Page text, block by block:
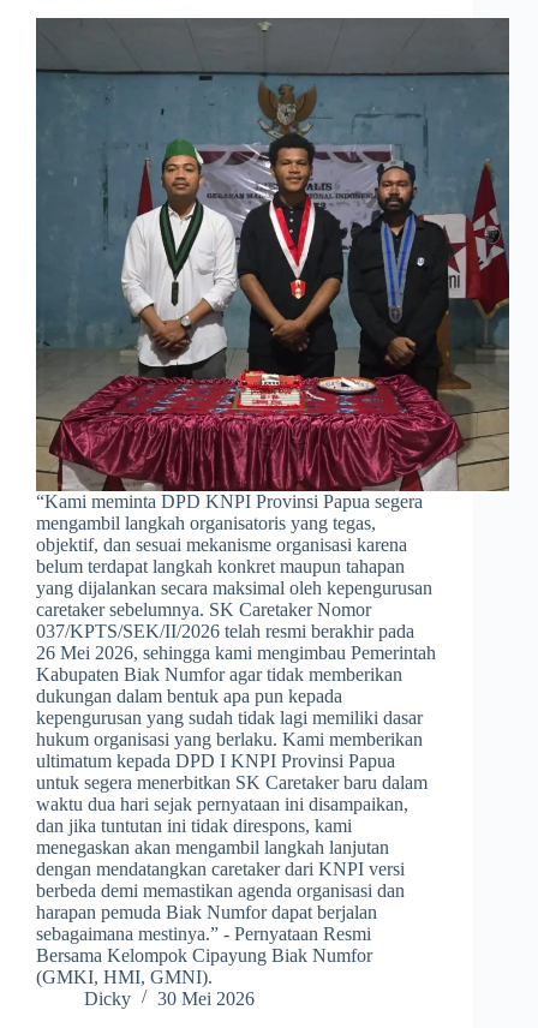
​“Kami meminta DPD KNPI Provinsi Papua segera
mengambil langkah organisatoris yang tegas,
objektif, dan sesuai mekanisme organisasi karena
belum terdapat langkah konkret maupun tahapan
yang dijalankan secara maksimal oleh kepengurusan
caretaker sebelumnya. SK Caretaker Nomor
037/KPTS/SEK/II/2026 telah resmi berakhir pada
26 Mei 2026, sehingga kami mengimbau Pemerintah
Kabupaten Biak Numfor agar tidak memberikan
dukungan dalam bentuk apa pun kepada
kepengurusan yang sudah tidak lagi memiliki dasar
hukum organisasi yang berlaku. Kami memberikan
ultimatum kepada DPD I KNPI Provinsi Papua
untuk segera menerbitkan SK Caretaker baru dalam
waktu dua hari sejak pernyataan ini disampaikan,
dan jika tuntutan ini tidak direspons, kami
menegaskan akan mengambil langkah lanjutan
dengan mendatangkan caretaker dari KNPI versi
berbeda demi memastikan agenda organisasi dan
harapan pemuda Biak Numfor dapat berjalan
sebagaimana mestinya.” - Pernyataan Resmi
Bersama Kelompok Cipayung Biak Numfor
(GMKI, HMI, GMNI).
Dicky
30 Mei 2026